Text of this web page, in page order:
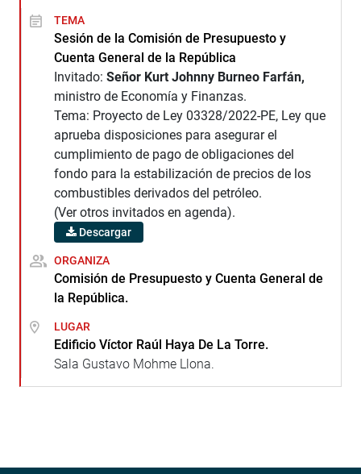
TEMA
Sesión de la Comisión de Presupuesto y
Cuenta General de la República
Invitado: Señor Kurt Johnny Burneo Farfán,
ministro de Economía y Finanzas.
Tema: Proyecto de Ley 03328/2022-PE, Ley que
aprueba disposiciones para asegurar el
cumplimiento de pago de obligaciones del
fondo para la estabilización de precios de los
combustibles derivados del petróleo.
(Ver otros invitados en agenda).
Descargar
ORGANIZA
Comisión de Presupuesto y Cuenta General de
la República.
LUGAR
Edificio Víctor Raúl Haya De La Torre.
Sala Gustavo Mohme Llona.